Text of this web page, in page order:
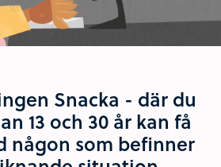
Snacka - där du
13 och 30 år kan få
någon som befinner